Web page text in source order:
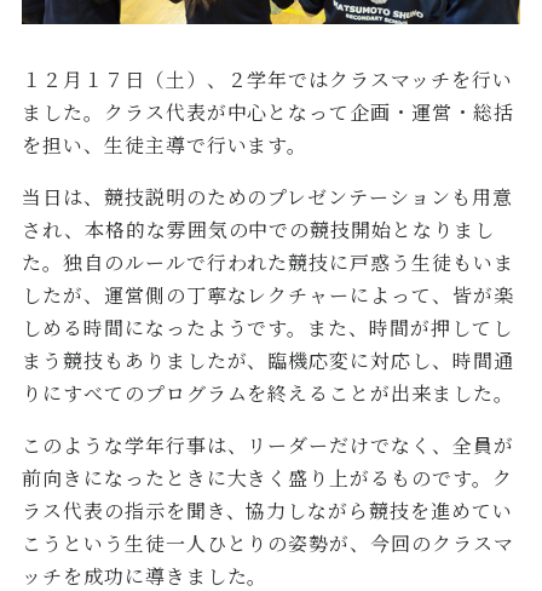
１２月１７日（土）、２学年ではクラスマッチを行い
ました。クラス代表が中心となって企画・運営・総括
を担い、生徒主導で行います。
当日は、競技説明のためのプレゼンテーションも用意
され、本格的な雰囲気の中での競技開始となりまし
た。独自のルールで行われた競技に戸惑う生徒もいま
したが、運営側の丁寧なレクチャーによって、皆が楽
しめる時間になったようです。また、時間が押してし
まう競技もありましたが、臨機応変に対応し、時間通
りにすべてのプログラムを終えることが出来ました。
このような学年行事は、リーダーだけでなく、全員が
前向きになったときに大きく盛り上がるものです。ク
ラス代表の指示を聞き、協力しながら競技を進めてい
こうという生徒一人ひとりの姿勢が、今回のクラスマ
ッチを成功に導きました。